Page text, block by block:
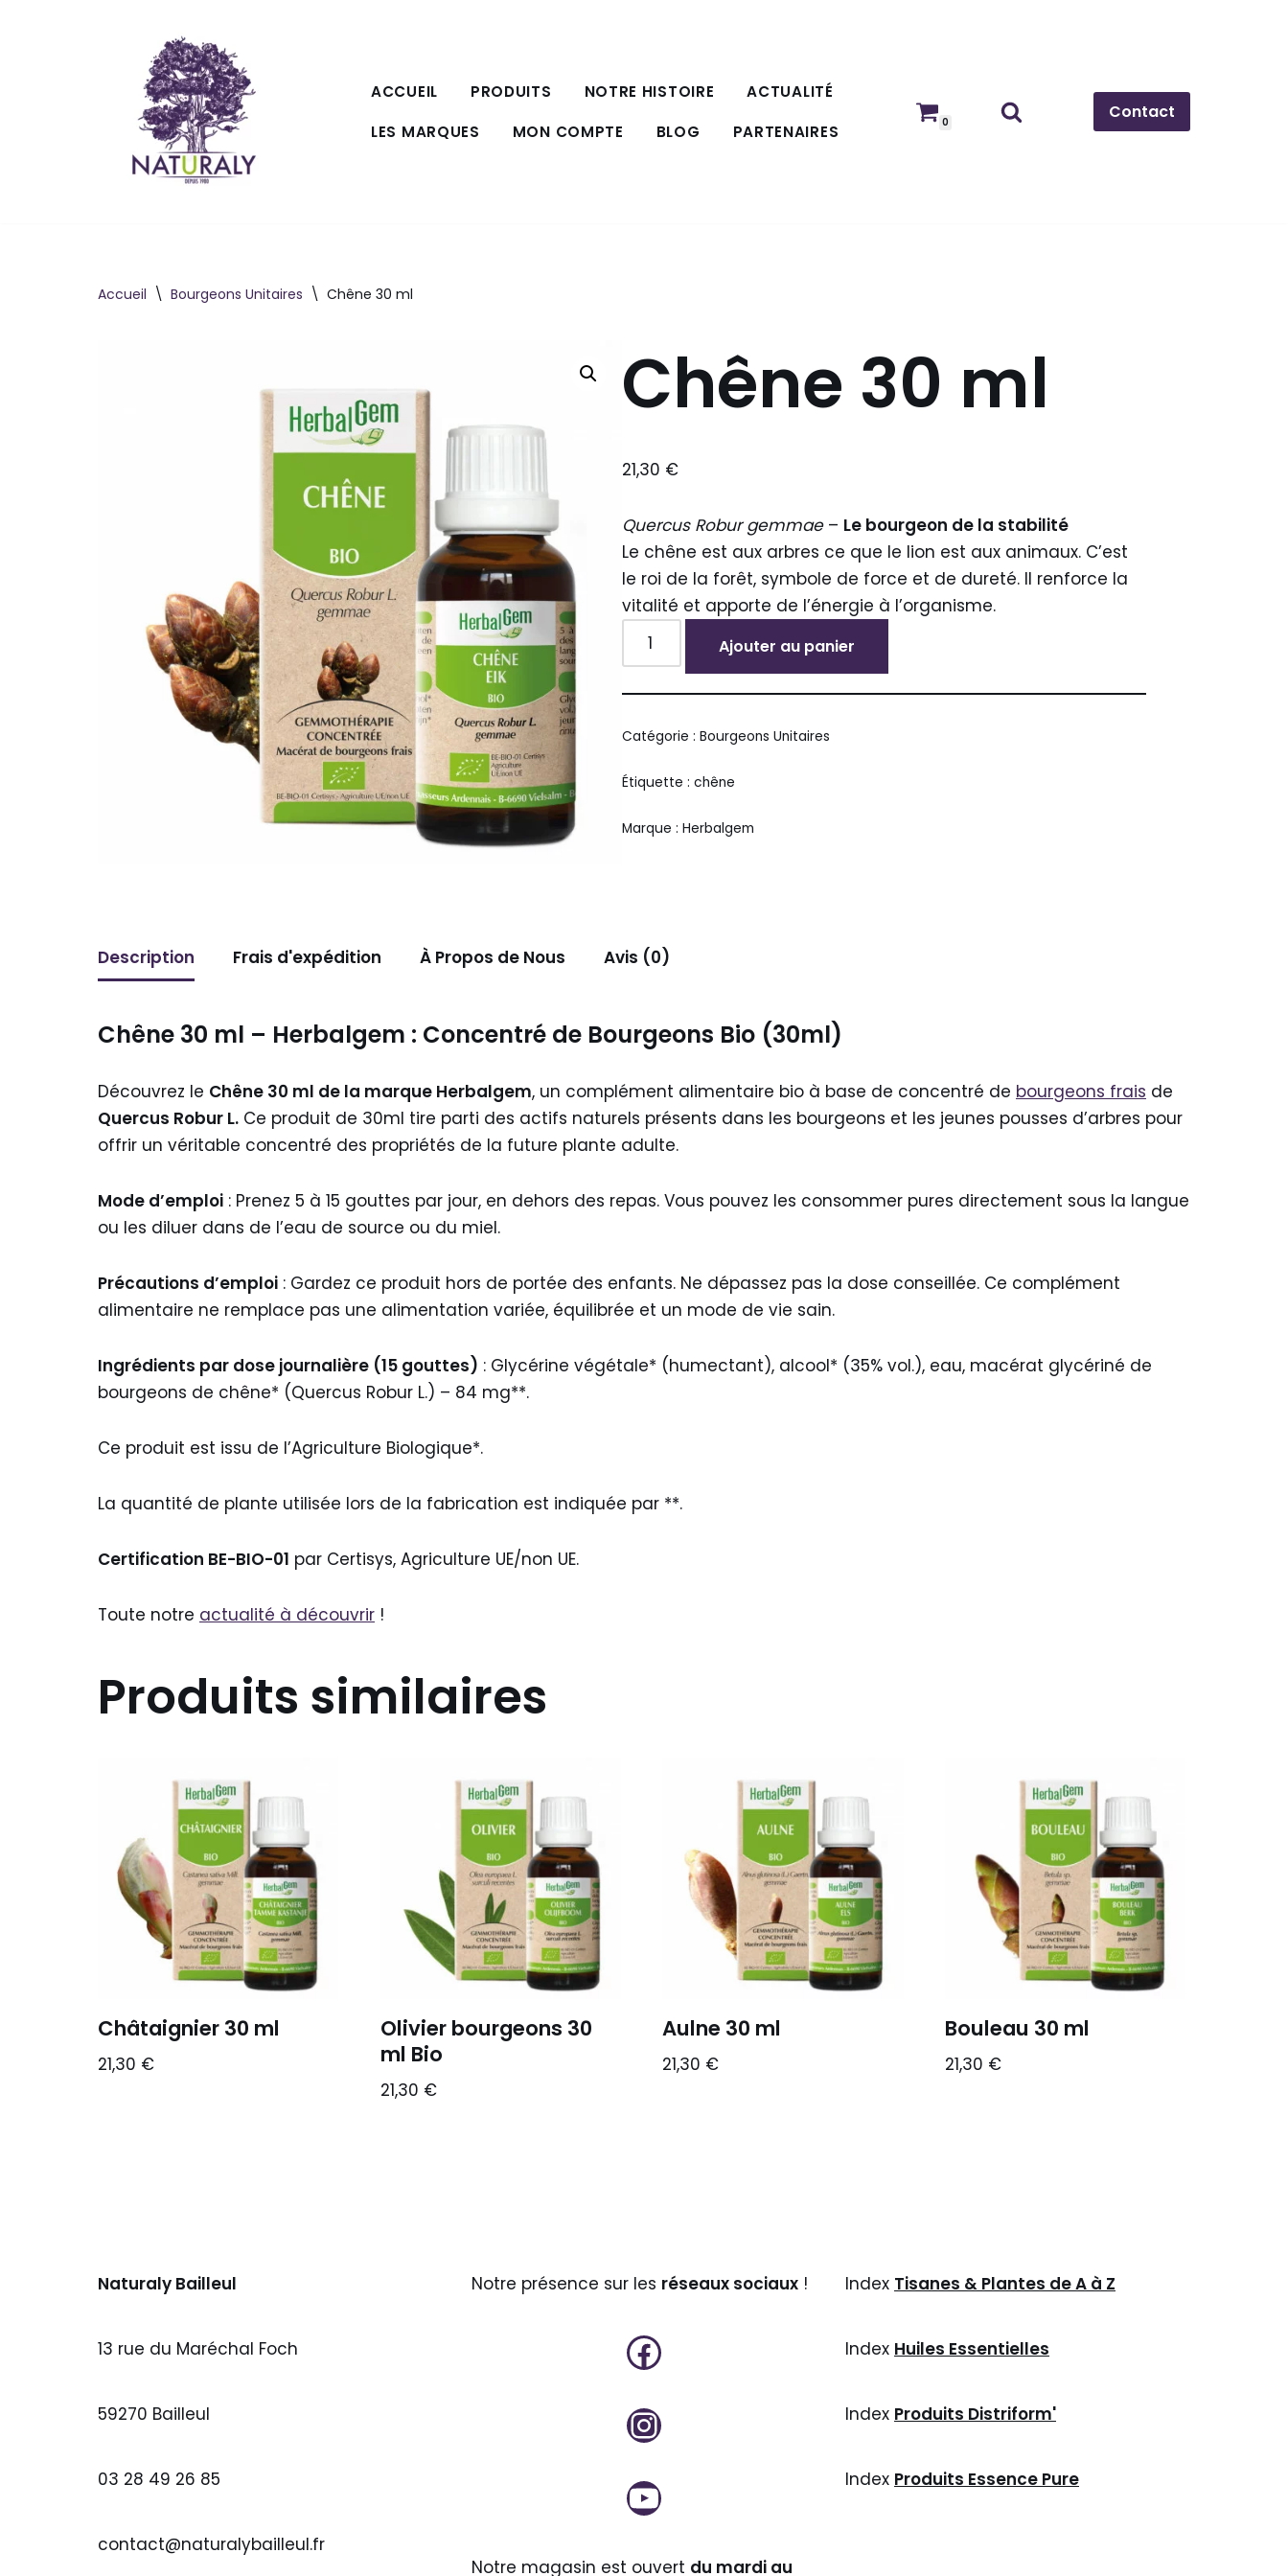
ACCUEIL PRODUITS NOTRE HISTOIRE
ACTUALITÉ
LES MARQUES
MON COMPTE BLOG PARTENAIRES 0 Contact
Accueil \ Bourgeons Unitaires \ Chêne 30 ml
Chêne 30 ml
21,30 €
Quercus Robur gemmae– Le bourgeon de la stabilité
Le chêne est aux arbres ce que le lion est aux animaux. C’est
le roi de la forêt, symbole de force et de dureté. Il renforce la
vitalité et apporte de l’énergie à l’organisme.
Ajouter au panier
Alternative:
Catégorie :Bourgeons Unitaires
Étiquette :chêne
Marque :Herbalgem
Description Frais d'expédition À Propos de Nous Avis (0)
Chêne 30 ml – Herbalgem : Concentré de Bourgeons Bio (30ml)
Découvrez le Chêne 30 ml de la marque Herbalgem, un complément alimentaire bio à base de concentré de bourgeons frais de
Quercus Robur L. Ce produit de 30ml tire parti des actifs naturels présents dans les bourgeons et les jeunes pousses d’arbres pour
offrir un véritable concentré des propriétés de la future plante adulte.
Mode d’emploi : Prenez 5 à 15 gouttes par jour, en dehors des repas. Vous pouvez les consommer pures directement sous la langue
ou les diluer dans de l’eau de source ou du miel.
Précautions d’emploi : Gardez ce produit hors de portée des enfants. Ne dépassez pas la dose conseillée. Ce complément
alimentaire ne remplace pas une alimentation variée, équilibrée et un mode de vie sain.
Ingrédients par dose journalière (15 gouttes) : Glycérine végétale* (humectant), alcool* (35% vol.), eau, macérat glycériné de
bourgeons de chêne* (Quercus Robur L.) – 84 mg**.
Ce produit est issu de l’Agriculture Biologique*.
La quantité de plante utilisée lors de la fabrication est indiquée par **.
Certification BE-BIO-01 par Certisys, Agriculture UE/non UE.
Toute notre actualité à découvrir !
Produits similaires
Châtaignier 30 ml
21,30 €
Olivier bourgeons 30
ml Bio
21,30 €
Aulne 30 ml
21,30 €
Bouleau 30 ml
21,30 €
Naturaly Bailleul
13 rue du Maréchal Foch
59270 Bailleul
03 28 49 26 85
contact@naturalybailleul.fr
Notre présence sur les réseaux sociaux !
Notre magasin est ouvert du mardi au
Index Tisanes & Plantes de A à Z
Index Huiles Essentielles
Index Produits Distriform'
Index Produits Essence Pure